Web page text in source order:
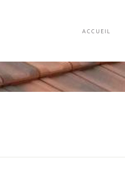
ACCUEIL